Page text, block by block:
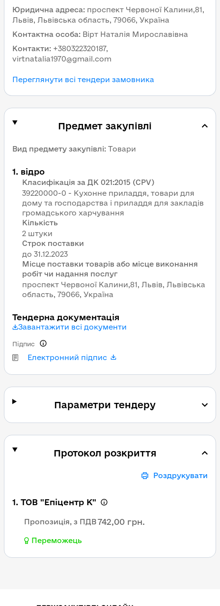
Юридична адреса: проспект Червоної Калини,81,
Львів, Львівська область, 79066, Україна
Контактна особа: Вірт Наталія Мирославівна
Контакти: +380322320187,
virtnatalia1970@gmail.com
Переглянути всі тендери замовника
Предмет закупівлі
Вид предмету закупівлі: Товари
1. відро
Класифікація за ДК 021:2015 (CPV)
39220000-0 - Кухонне приладдя, товари для
дому та господарства і приладдя для закладів
громадського харчування
Кількість
2 штуки
Строк поставки
Місце поставки товарів або місце виконання
робіт чи надання послуг
проспект Червоної Калини,81, Львів, Львівська
область, 79066, Україна
Тендерна документація
Завантажити всі документи
Електронний підпис
Підпис
Параметри тендеру
Протокол розкриття
Роздрукувати
1. ТОВ "Епіцентр К"
Пропозиція, з ПДВ742,00 грн.
Переможець